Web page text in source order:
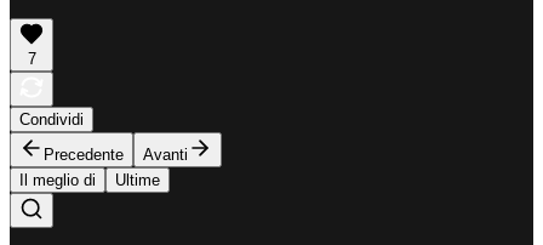
7
Condividi
Precedente
Avanti
Il meglio di
Ultime